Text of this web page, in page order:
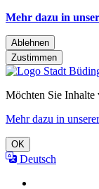
Mehr dazu in
Ablehnen
Zustimmen
Möchten Sie Inhalte
Mehr dazu in
OK
Deutsch